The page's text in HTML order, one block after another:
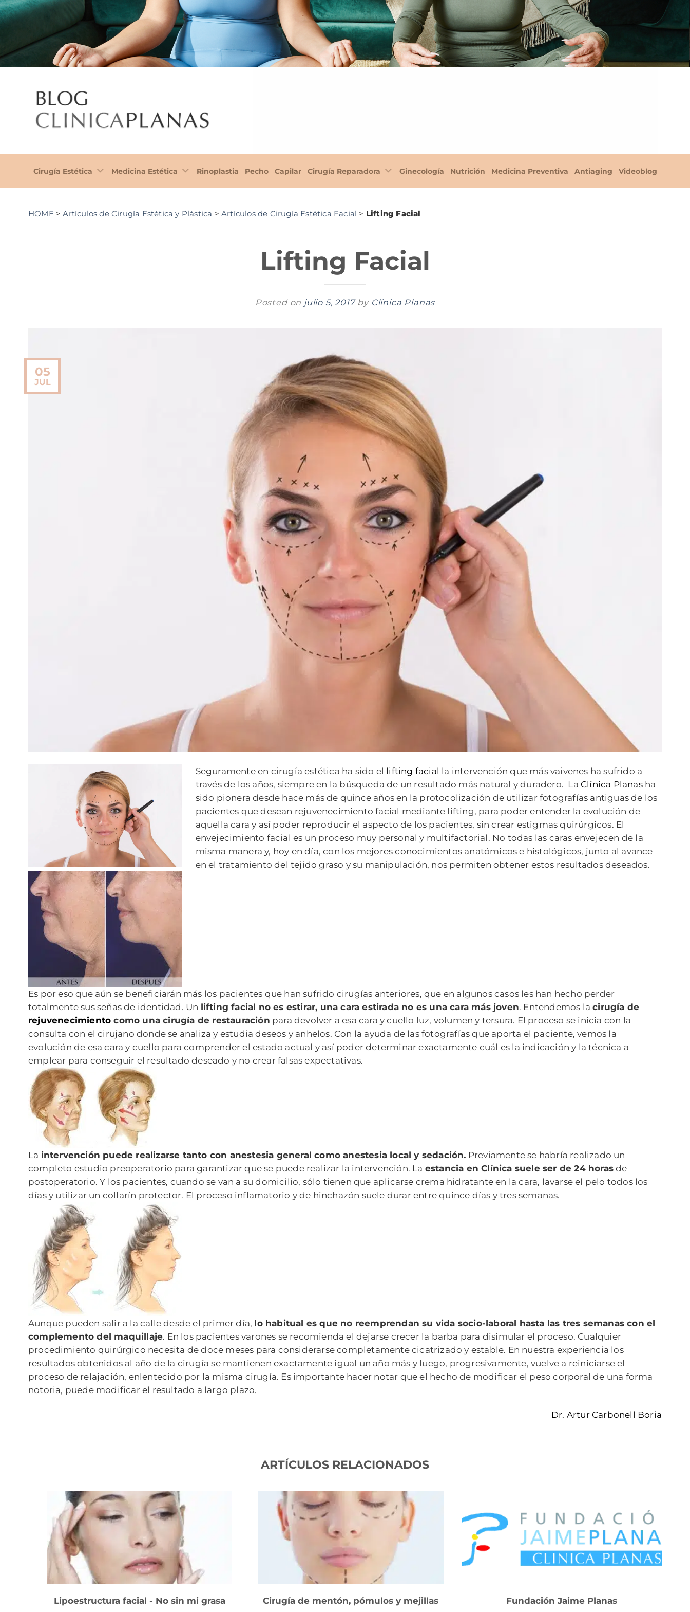
Cirugía Estética Medicina Estética Rinoplastia Pecho Capilar Cirugía Reparadora Ginecología Nutrición Medicina Preventiva Antiaging Videoblog
HOME >Artículos de Cirugía Estética y Plástica >Artículos de Cirugía Estética Facial > Lifting Facial
Lifting Facial
Posted on julio 5, 2017 by Clínica Planas
05
JUL
Seguramente en cirugía estética ha sido el lifting facial la intervención que más vaivenes ha sufrido a
través de los años, siempre en la búsqueda de un resultado más natural y duradero. La Clínica Planasha
sido pionera desde hace más de quince años en la protocolización de utilizar fotografías antiguas de los
pacientes que desean rejuvenecimiento facial mediante lifting, para poder entender la evolución de
aquella cara y así poder reproducir el aspecto de los pacientes, sin crear estigmas quirúrgicos. El
envejecimiento facial es un proceso muy personal y multifactorial. No todas las caras envejecen de la
misma manera y, hoy en día, con los mejores conocimientos anatómicos e histológicos, junto al avance
en el tratamiento del tejido graso y su manipulación, nos permiten obtener estos resultados deseados.
Es por eso que aún se beneficiarán más los pacientes que han sufrido cirugías anteriores, que en algunos casos les han hecho perder
totalmente sus señas de identidad. Un lifting facial no es estirar, una cara estirada no es una cara más joven. Entendemos lacirugía de
rejuvenecimiento como una cirugía de restauración para devolver a esa cara y cuello luz, volumen y tersura. El proceso se inicia con la
consulta con el cirujano donde se analiza y estudia deseos y anhelos. Con la ayuda de las fotografías que aporta el paciente, vemos la
evolución de esa cara y cuello para comprender el estado actual y así poder determinar exactamente cuál es la indicación y la técnica a
emplear para conseguir el resultado deseado y no crear falsas expectativas.
La intervención puede realizarse tanto con anestesia general como anestesia local y sedación. Previamente se habría realizado un
completo estudio preoperatorio para garantizar que se puede realizar la intervención. La estancia en Clínica suele ser de 24 horasde
postoperatorio. Y los pacientes, cuando se van a su domicilio, sólo tienen que aplicarse crema hidratante en la cara, lavarse el pelo todos los
días y utilizar un collarín protector. El proceso inflamatorio y de hinchazón suele durar entre quince días y tres semanas.
Aunque pueden salir a la calle desde el primer día, lo habitual es que no reemprendan su vida socio-laboral hasta las tres semanas con el
complemento del maquillaje. En los pacientes varones se recomienda el dejarse crecer la barba para disimular el proceso. Cualquier
procedimiento quirúrgico necesita de doce meses para considerarse completamente cicatrizado y estable. En nuestra experiencia los
resultados obtenidos al año de la cirugía se mantienen exactamente igual un año más y luego, progresivamente, vuelve a reiniciarse el
proceso de relajación, enlentecido por la misma cirugía. Es importante hacer notar que el hecho de modificar el peso corporal de una forma
notoria, puede modificar el resultado a largo plazo.
Dr. Artur Carbonell Boria
ARTÍCULOS RELACIONADOS
Lipoestructura facial - No sin mi grasa Cirugía de mentón, pómulos y mejillas Fundación Jaime Planas